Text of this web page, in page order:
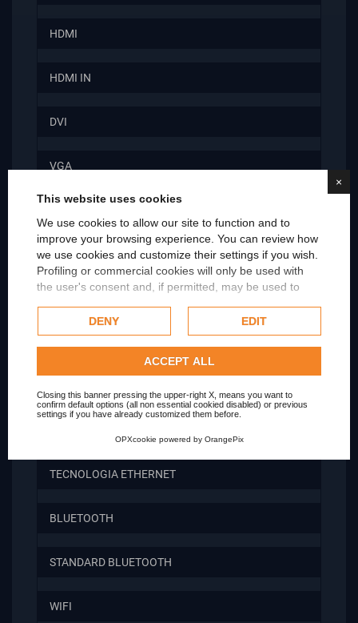
×
This website uses cookies
We use cookies to allow our site to function and to
improve your browsing experience. You can review how
we use cookies and customize their settings if you wish.
Profiling or commercial cookies will only be used with
the user's consent and, if permitted, may be used to
Google uses collected data, please refer toGoogle's
Privacy Policy.
Check our extended cookie policy.
DENY EDIT
ACCEPT ALL
Closing this banner pressing the upper-right X, means you want to
confirm default options (all non essential cookied disabled) or previous
settings if you have already customized them before.
OPXcookie powered by OrangePix
HDMI
HDMI IN
DVI
VGA
DISPLAYPORT IN
TECNOLOGIA ETHERNET
BLUETOOTH
STANDARD BLUETOOTH
WIFI